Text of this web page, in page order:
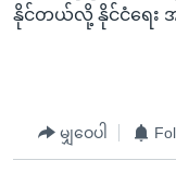
နိုင်တယ်လို့ နိုင်ငံရေး
မျှဝေပါ